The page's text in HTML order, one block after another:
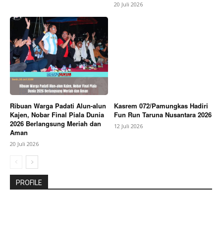
20 Juli 2026
Ribuan Warga Padati Alun-alun
Kajen, Nobar Final Piala Dunia
2026 Berlangsung Meriah dan
Aman
20 Juli 2026
Kasrem 072/Pamungkas Hadiri
Fun Run Taruna Nusantara 2026
12 Juli 2026
PROFILE